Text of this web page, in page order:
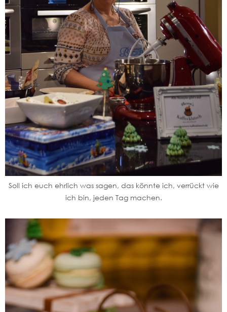
Soll ich euch ehrlich was sagen, das könnte ich, verrückt wie
ich bin, jeden Tag machen.